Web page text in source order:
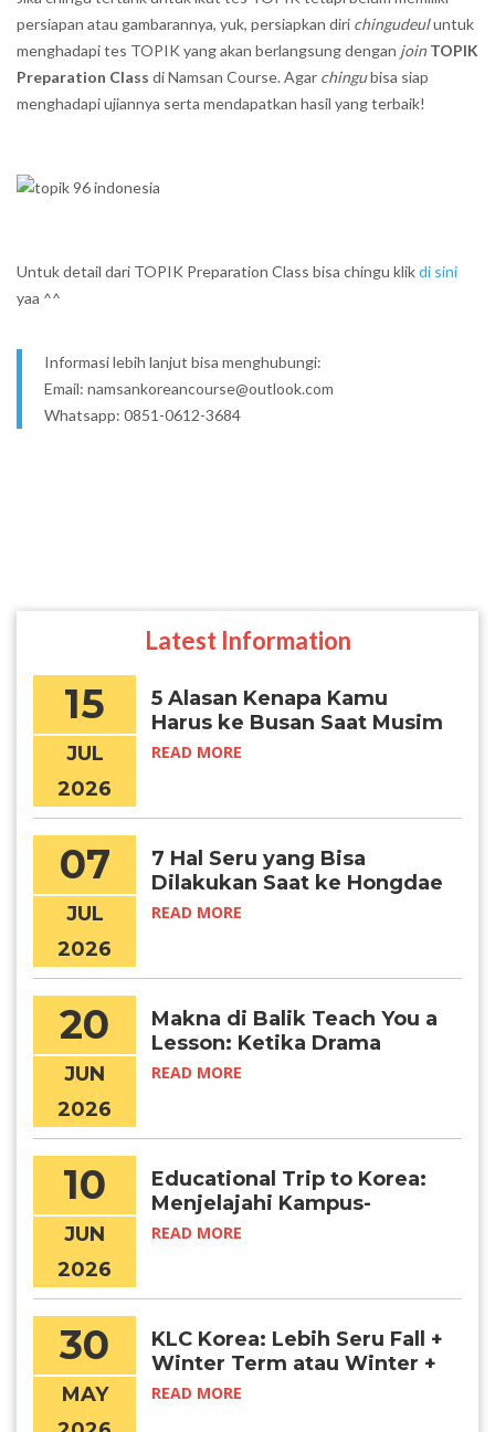
persiapan atau gambarannya, yuk, persiapkan diri chingudeuluntuk
menghadapi tes TOPIK yang akan berlangsung dengan join TOPIK
Preparation Class di Namsan Course. Agar chingubisa siap
menghadapi ujiannya serta mendapatkan hasil yang terbaik!
Untuk detail dari TOPIK Preparation Class bisa chingu klikdi sini
yaa ^^
Informasi lebih lanjut bisa menghubungi:
Email: namsankoreancourse@outlook.com
Whatsapp: 0851-0612-3684
Latest Information
15
JUL
2026
5 Alasan Kenapa Kamu
Harus ke Busan Saat Musim
Panas
READ MORE
07
JUL
2026
7 Hal Seru yang Bisa
Dilakukan Saat ke Hongdae
READ MORE
20
JUN
2026
Makna di Balik Teach You a
Lesson: Ketika Drama
Menjadi Awal Mimpi Belajar
READ MORE
10
JUN
2026
Educational Trip to Korea:
Menjelajahi Kampus-
Kampus Terbaik di Korea
READ MORE
30
MAY
KLC Korea: Lebih Seru Fall +
Winter Term atau Winter +
Spring Term?
READ MORE